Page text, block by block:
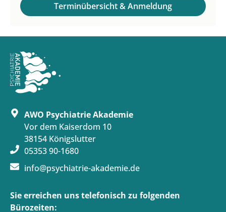
Terminübersicht & Anmeldung
AWO Psychiatrie Akademie
Vor dem Kaiserdom 10
38154 Königslutter
05353 90-1680
info@psychiatrie-akademie.de
Sie erreichen uns telefonisch zu folgenden
Bürozeiten: